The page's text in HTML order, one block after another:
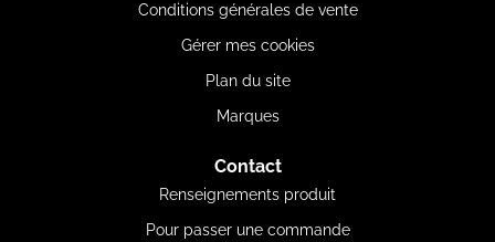
Conditions générales de vente
Gérer mes cookies
Plan du site
Marques
Contact
Renseignements produit
Pour passer une commande